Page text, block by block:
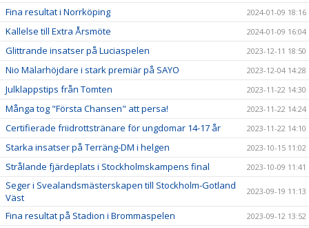
Fina resultat i Norrköping 2024-01-09 18:16
Kallelse till Extra Årsmöte 2024-01-09 16:04
Glittrande insatser på Luciaspelen 2023-12-11 18:50
Nio Mälarhöjdare i stark premiär på SAYO 2023-12-04 14:28
Julklappstips från Tomten 2023-11-22 14:30
Många tog "Första Chansen" att persa! 2023-11-22 14:24
Certifierade friidrottstränare för ungdomar 14-17 år 2023-11-22 14:10
Starka insatser på Terräng-DM i helgen 2023-10-15 11:02
Strålande fjärdeplats i Stockholmskampens final 2023-10-09 11:41
Seger i Svealandsmästerskapen till Stockholm-Gotland
Väst
2023-09-19 11:13
Fina resultat på Stadion i Brommaspelen 2023-09-12 13:52